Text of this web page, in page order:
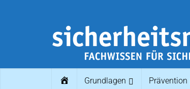
HomeGrundlagen Prävention